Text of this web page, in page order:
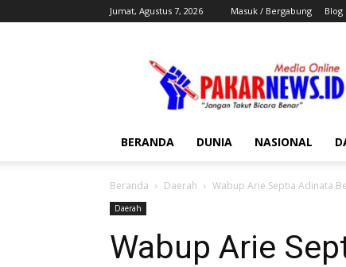
Jumat, Agustus 7, 2026 Masuk / Bergabung Blog
BERANDA DUNIA NASIONAL
Beranda Daerah Wabup Arie Septia Adinata
Daerah
Wabup Arie